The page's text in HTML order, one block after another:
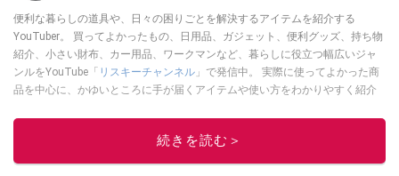
便利な暮らしの道具や、日々の困りごとを解決するアイテムを紹介する
YouTuber。 買ってよかったもの、日用品、ガジェット、便利グッズ、持ち物
紹介、小さい財布、カー用品、ワークマンなど、暮らしに役立つ幅広いジャ
ンルをYouTube「 リスキーチャンネル 」で発信中。 実際に使ってよかった商
品を中心に、かゆいところに手が届くアイテムや使い方をわかりやすく紹介
このイチオシストの他の記事を読む
続きを読む＞